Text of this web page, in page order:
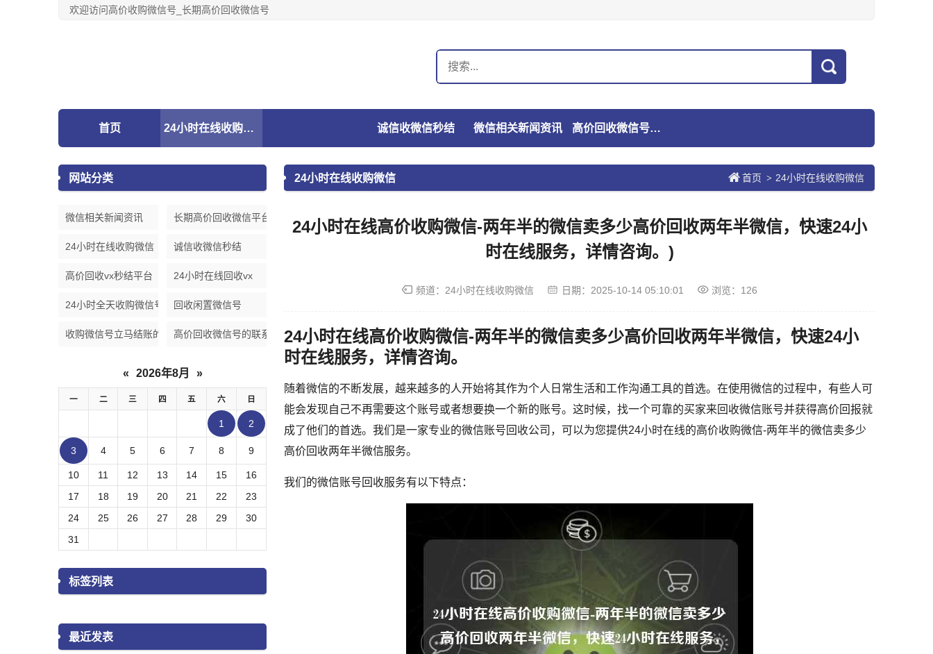
欢迎访问高价收购微信号_长期高价回收微信号
首页 24小时在线收购微信 诚信收微信秒结 微信相关新闻资讯 高价回收微信号的联系方式
网站分类
微信相关新闻资讯 长期高价回收微信平台
24小时在线收购微信 诚信收微信秒结
高价回收vx秒结平台 24小时在线回收vx
24小时全天收购微信号 回收闲置微信号
收购微信号立马结账的 高价回收微信号的联系方式
« 2026年8月 »
一 二 三 四 五 六 日
1 2
3 4 5 6 7 8 9
10 11 12 13 14 15
16
17
18 19 20 21 22
23
24
25 26 27 28 29
30
31
标签列表
最近发表
首页 > 24小时在线收购微信
24小时在线收购微信
24小时在线高价收购微信-两年半的微信卖多少高价回收两年半微信，快速24小
时在线服务，详情咨询。)
频道： 24小时在线收购微信 日期： 2025-10-14 05:10:01 浏览：126
24小时在线高价收购微信-两年半的微信卖多少高价回收两年半微信，快速24小
时在线服务，详情咨询。
随着微信的不断发展，越来越多的人开始将其作为个人日常生活和工作沟通工具的首选。在使用微信的过程中，有些人可
能会发现自己不再需要这个账号或者想要换一个新的账号。这时候，找一个可靠的买家来回收微信账号并获得高价回报就
成了他们的首选。我们是一家专业的微信账号回收公司，可以为您提供24小时在线的高价收购微信-两年半的微信卖多少
高价回收两年半微信服务。
我们的微信账号回收服务有以下特点：